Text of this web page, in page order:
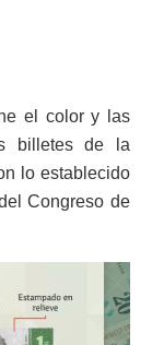
el color y las
billetes de la
lo establecido
Congreso de